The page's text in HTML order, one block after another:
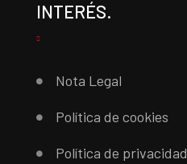
INTERÉS.
Nota Legal
Política de cookies
Política de privacidad